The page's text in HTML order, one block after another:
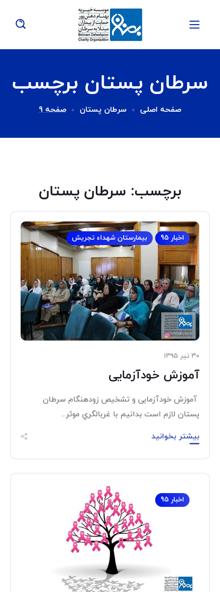
سرطان پستان برچسب
صفحه اصلی سرطان پستان صفحه 9
برچسب: سرطان پستان
اخبار 95 بیمارستان شهداء تجریش
۳۰ تیر ۱۳۹۵
آموزش خودآزمایی
آموزش خودآزمایی و تشخیص زودهنگام سرطان
پستان لازم است بدانیم با غربالگري موثر...
بیشتر بخوانید
اخبار 95